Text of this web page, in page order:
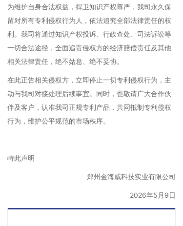
为维护自身合法权益，捍卫知识产权尊严，我司永久保
留对所有专利侵权行为人，依法追究全部法律责任的权
利。我司将通过知识产权投诉、行政查处、司法诉讼等
一切合法途径，全面追责侵权方的经济赔偿责任及其他
相关法律责任，绝不姑息、绝不妥协。
在此正告相关侵权方，立即停止一切专利侵权行为，主
动与我司对接处理后续事宜。同时，也敬请广大合作伙
伴及客户，认准我司正规专利产品，共同抵制专利侵权
行为，维护公平规范的市场秩序。
特此声明
郑州金海威科技实业有限公司
2026年5月9日